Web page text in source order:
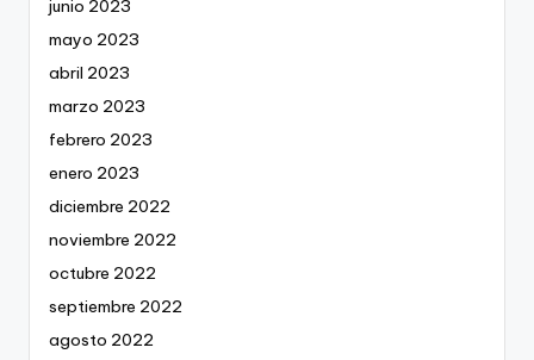
junio 2023
mayo 2023
abril 2023
marzo 2023
febrero 2023
enero 2023
diciembre 2022
noviembre 2022
octubre 2022
septiembre 2022
agosto 2022